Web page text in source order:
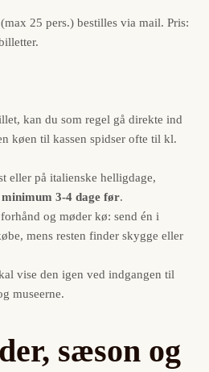
(max 25 pers.) bestilles via mail. Pris:
kan du som regel gå direkte ind
køen til kassen spidser ofte til kl.
eller på italienske helligdage,
3-4 dage før.
og møder kø: send én i
mens resten finder skygge eller
vise den igen ved indgangen til
museerne.
sæson og